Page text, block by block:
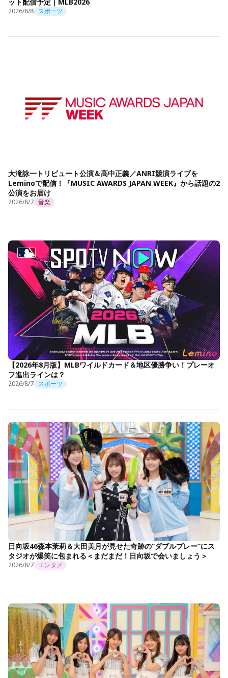
2026/8/8 スポーツ
大滝詠一トリビュート公演＆高中正義／ANRI競演ライブを
Leminoで配信！『MUSIC AWARDS JAPAN WEEK』から話題の2
公演をお届け
2026/8/7 音楽
【2026年8月版】MLBワイルドカード＆地区優勝争い！プレーオ
フ進出ラインは？
2026/8/7 スポーツ
日向坂46森本茉莉＆大田美月が見せた奇跡の“ダブルプレー”にス
タジオが爆笑に包まれる＜まだまだ！日向坂で会いましょう＞
2026/8/7 エンタメ